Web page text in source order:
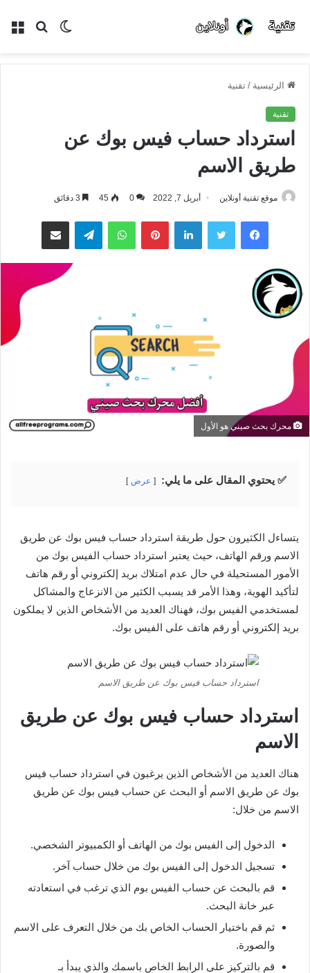
بحث الوضع
الرئيسية / تقنية
تقنية
استرداد حساب فيس بوك عن
طريق الاسم
موقع تقنية أونلاين أبريل 7, 2022 0
45
فيسبوك تويتر لينكدإن بينتيريستواتساب تيلقرام مشاركة عبر البريد
محرك بحث صيني هو الأول
✅ يحتوي المقال على ما يلي: عرض
يتساءل الكثيرون حول طريقة استرداد حساب فيس بوك عن طريق
الاسم ورقم الهاتف، حيث يعتبر استرداد حساب الفيس بوك من
الأمور المستحيلة في حال عدم امتلاك بريد إلكتروني أو رقم هاتف
لتأكيد الهوية، وهذا الأمر قد يسبب الكثير من الانزعاج والمشاكل
لمستخدمي الفيس بوك، فهناك العديد من الأشخاص الذين لا يملكون
بريد إلكتروني أو رقم هاتف على الفيس بوك.
استرداد حساب فيس بوك عن طريق الاسم
استرداد حساب فيس بوك عن طريق
الاسم
هناك العديد من الأشخاص الذين يرغبون في استرداد حساب فيس
بوك عن طريق الاسم أو البحث عن حساب فيس بوك عن طريق
الاسم من خلال:
الدخول إلى الفيس بوك من الهاتف أو الكمبيوتر الشخصي.
تسجيل الدخول إلى الفيس بوك من خلال حساب آخر.
قم بالبحث عن حساب الفيس بوم الذي ترغب في استعادته
عبر خانة البحث.
ثم قم باختيار الحساب الخاص بك من خلال التعرف على الاسم
والصورة.
قم بالتركيز على الرابط الخاص باسمك والذي يبدأ بـ